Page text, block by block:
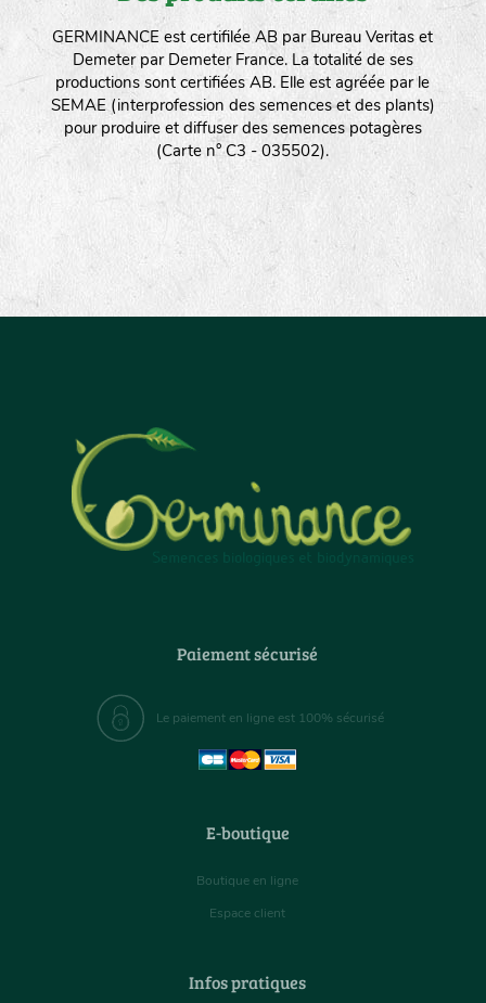
GERMINANCE est certifilée AB par Bureau Veritas et
Demeter par Demeter France. La totalité de ses
productions sont certifiées AB. Elle est agréée par le
SEMAE (interprofession des semences et des plants)
pour produire et diffuser des semences potagères
(Carte n° C3 - 035502).
Paiement sécurisé
Le paiement en ligne est 100% sécurisé
E-boutique
Boutique en ligne
Espace client
Infos pratiques